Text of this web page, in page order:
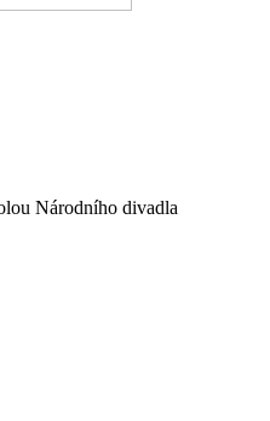
Národního divadla